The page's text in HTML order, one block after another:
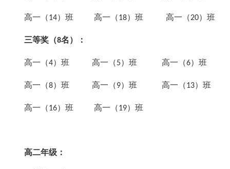
高一（14）班 高一（18）班 高一（20）班
三等奖（8名）：
高一（4）班 高一（5）班 高一（6）班
高一（8）班 高一（9）班 高一（13）班
高一（16）班 高一（19）班
高二年级：